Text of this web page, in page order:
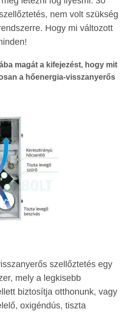
nem volt szükség
Hogy mi változott
magát a kifejezést, hogy mit
a hőenergia-visszanyerős
szellőztetés egy
mely a legkisebb
biztosítja otthonunk, vagy
oxigéndús, tiszta